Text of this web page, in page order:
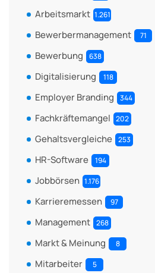
Arbeitsmarkt 1.261
Bewerbermanagement 71
Bewerbung 638
Digitalisierung 118
Employer Branding 344
Fachkräftemangel 202
Gehaltsvergleiche 253
HR-Software 194
Jobbörsen 1.176
Karrieremessen 97
Management 268
Markt & Meinung 8
Mitarbeiter 5